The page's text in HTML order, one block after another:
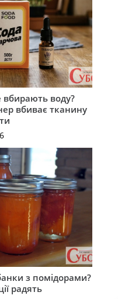
воду?
вбиває тканину
з помідорами?
радять